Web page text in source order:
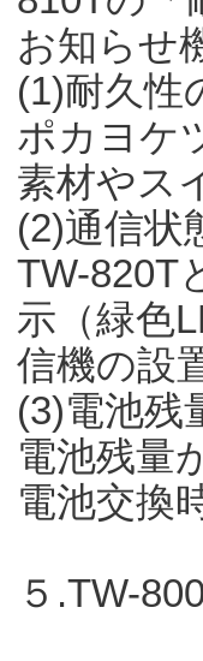
お知らせ
(1)耐久性
ポカヨケ
素材やス
(2)通信状
TW-820T
示（緑色
信機の設
(3)電池残
電池残量
電池交換
５.TW-